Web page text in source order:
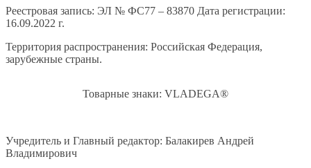
Реестровая запись: ЭЛ № ФС77 – 83870 Дата регистрации:
16.09.2022 г.
Территория распространения: Российская Федерация,
зарубежные страны.
Товарные знаки: VLADEGA®
Учредитель и Главный редактор: Балакирев Андрей
Владимирович